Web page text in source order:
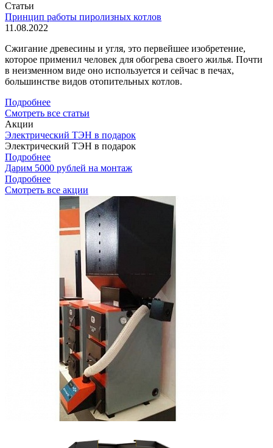
Статьи
Принцип работы пиролизных котлов
11.08.2022
Сжигание древесины и угля, это первейшее изобретение,
которое применил человек для обогрева своего жилья. Почти
в неизменном виде оно используется и сейчас в печах,
большинстве видов отопительных котлов.
Подробнее
Смотреть все статьи
Акции
Электрический ТЭН в подарок
Электрический ТЭН в подарок
Подробнее
Дарим 5000 рублей на монтаж
Подробнее
Смотреть все акции